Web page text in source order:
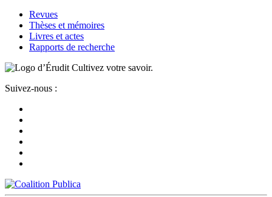
Revues
Thèses et mémoires
Livres et actes
Rapports de recherche
Cultivez votre savoir.
Suivez-nous :